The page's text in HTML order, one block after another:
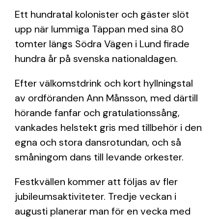
Ett hundratal kolonister och gäster slöt
upp när lummiga Täppan med sina 80
tomter längs Södra Vägen i Lund firade
hundra år på svenska nationaldagen.
Efter välkomstdrink och kort hyllningstal
av ordföranden Ann Månsson, med därtill
hörande fanfar och gratulationssång,
vankades helstekt gris med tillbehör i den
egna och stora dansrotundan, och så
småningom dans till levande orkester.
Festkvällen kommer att följas av fler
jubileumsaktiviteter. Tredje veckan i
augusti planerar man för en vecka med